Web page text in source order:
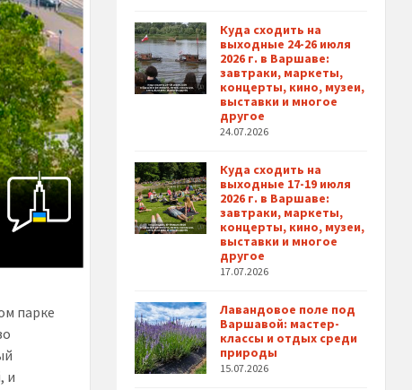
парке
и
Куда сходить на
выходные 24-26 июля
2026 г. в Варшаве:
завтраки, маркеты,
концерты, кино, музеи,
выставки и многое
другое
24.07.2026
Куда сходить на
выходные 17-19 июля
2026 г. в Варшаве:
завтраки, маркеты,
концерты, кино, музеи,
выставки и многое
другое
17.07.2026
Лавандовое поле под
Варшавой: мастер-
классы и отдых среди
природы
15.07.2026